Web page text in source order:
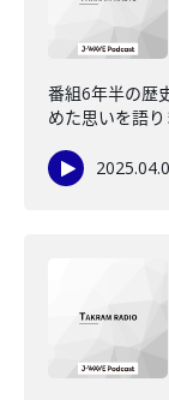
番組6年半の歴
めた思いを語り